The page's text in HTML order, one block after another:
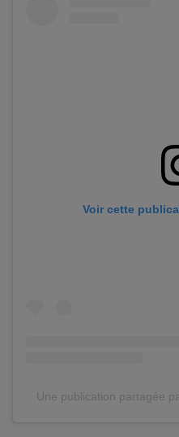
Voir cette
Une publication partagée